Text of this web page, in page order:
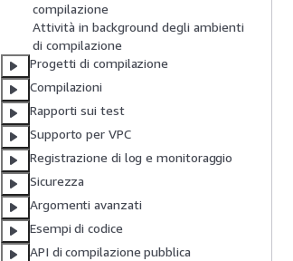
compilazione
Attività in background degli ambienti
di compilazione
Progetti di compilazione
Compilazioni
Rapporti sui test
Supporto per VPC
Registrazione di log e monitoraggio
Sicurezza
Argomenti avanzati
Esempi di codice
API di compilazione pubblica